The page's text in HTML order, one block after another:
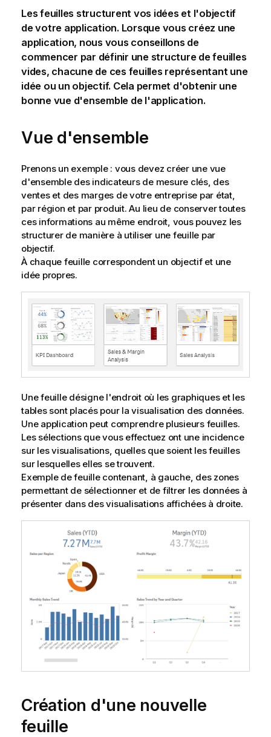
Les feuilles structurent vos idées et l'objectif
de votre application. Lorsque vous créez une
application, nous vous conseillons de
commencer par définir une structure de feuilles
vides, chacune de ces feuilles représentant une
idée ou un objectif. Cela permet d'obtenir une
bonne vue d'ensemble de l'application.
Vue d'ensemble
Prenons un exemple : vous devez créer une vue
d'ensemble des indicateurs de mesure clés, des
ventes et des marges de votre entreprise par état,
par région et par produit. Au lieu de conserver toutes
ces informations au même endroit, vous pouvez les
structurer de manière à utiliser une feuille par
objectif.
À chaque feuille correspondent un objectif et une
idée propres.
Une feuille désigne l'endroit où les graphiques et les
tables sont placés pour la visualisation des données.
Une application peut comprendre plusieurs feuilles.
Les sélections que vous effectuez ont une incidence
sur les visualisations, quelles que soient les feuilles
sur lesquelles elles se trouvent.
Exemple de feuille contenant, à gauche, des zones
permettant de sélectionner et de filtrer les données à
présenter dans des visualisations affichées à droite.
Création d'une nouvelle
feuille